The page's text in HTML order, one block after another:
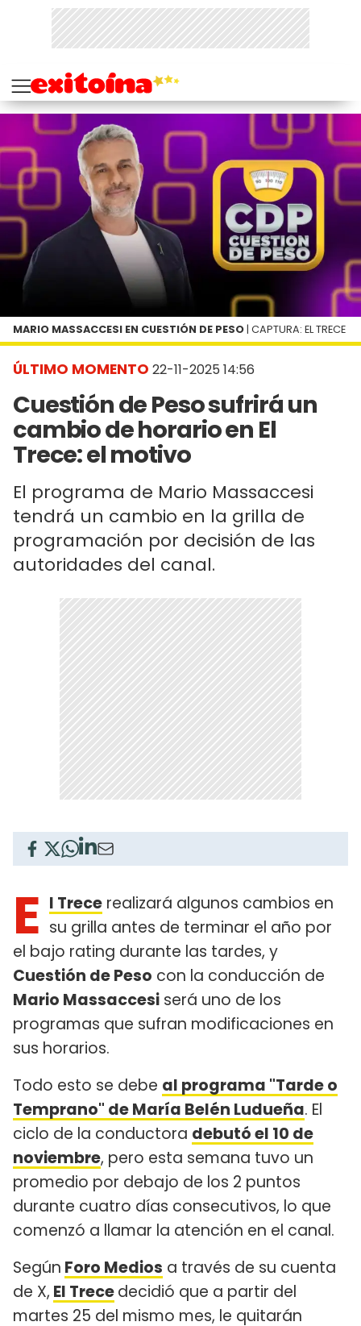
ÚLTIMO MOMENTO 22-11-2025 14:56
Cuestión de Peso sufrirá un
cambio de horario en El
Trece: el motivo
El programa de Mario Massaccesi
tendrá un cambio en la grilla de
programación por decisión de las
autoridades del canal.
MARIO MASSACCESI EN CUESTIÓN DE PESO | CAPTURA: EL TRECE
E l Trece realizará algunos cambios en
su grilla antes de terminar el año por
el bajo rating durante las tardes, y
Cuestión de Peso con la conducción de
Mario Massaccesi será uno de los
programas que sufran modificaciones en
sus horarios.
Todo esto se debe al programa "Tarde o
Temprano" de María Belén Ludueña. El
ciclo de la conductora debutó el 10 de
noviembre, pero esta semana tuvo un
promedio por debajo de los 2 puntos
durante cuatro días consecutivos, lo que
comenzó a llamar la atención en el canal.
Según Foro Medios a través de su cuenta
de X, El Trecedecidió que a partir del
martes 25 del mismo mes, le quitarán